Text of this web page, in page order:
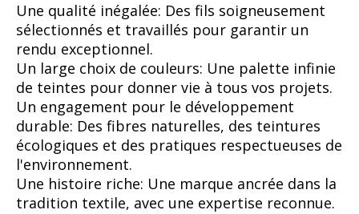
Une qualité inégalée: Des fils soigneusement
sélectionnés et travaillés pour garantir un
rendu exceptionnel.
Un large choix de couleurs: Une palette infinie
de teintes pour donner vie à tous vos projets.
Un engagement pour le développement
durable: Des fibres naturelles, des teintures
écologiques et des pratiques respectueuses de
l'environnement.
Une histoire riche: Une marque ancrée dans la
tradition textile, avec une expertise reconnue.